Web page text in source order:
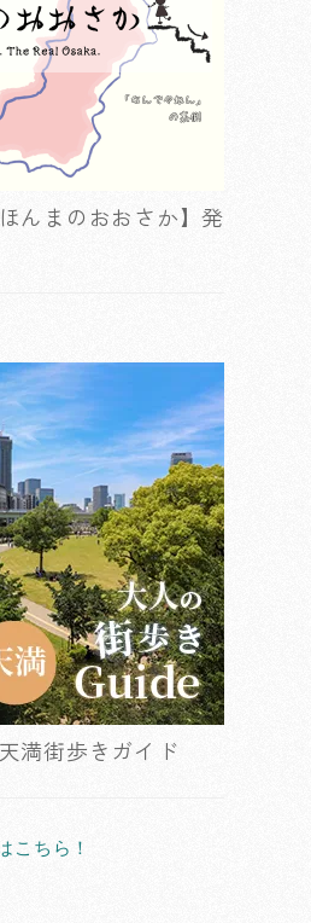
んまのおおさか】発
満街歩きガイド
こちら！